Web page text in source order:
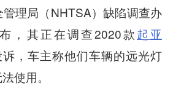
理局（NHTSA）缺陷调查办
，其正在调查2020款起亚
，车主称他们车辆的远光灯
使用。